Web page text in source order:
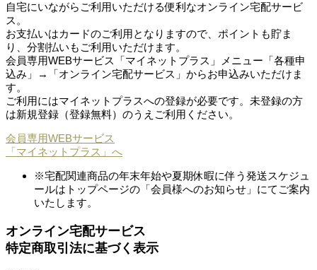
自宅にいながらご利用いただける便利なオンライン宅配サービ
ス。
お支払いはカードのご利用となりますので、ポイントも貯ま
り、分割払いもご利用いただけます。
会員専用WEBサービス「マイネットプラス」メニュー「各種申
込み」→「オンライン宅配サービス」からお申込みいただけま
す。
ご利用にはマイネットプラスへの登録が必要です。未登録の方
は新規登録（登録無料）のうえご利用ください。
会員専用WEBサービス
「マイネットプラス」へ
※宅配関連商品の年末年始や夏期休暇に伴う発送スケジュ
ールはトップページの「会員様へのお知らせ」にてご案内
いたします。
オンライン宅配サービス
特定商取引法に基づく表示